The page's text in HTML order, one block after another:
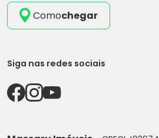
Comochegar
Siga nas redes sociais